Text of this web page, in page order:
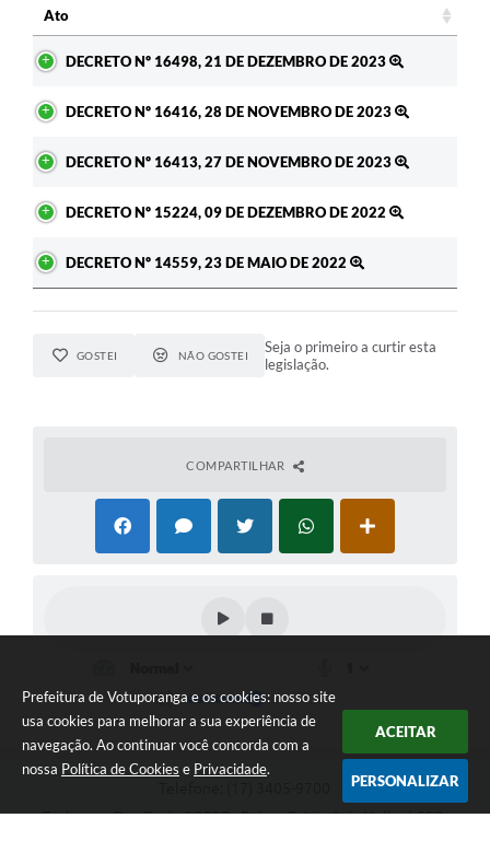
Prefeitura de Votuporanga e os cookies: nosso site
usa cookies para melhorar a sua experiência de
navegação. Ao continuar você concorda com a
nossa Política de Cookies e Privacidade.
ACEITAR
PERSONALIZAR
Ato
DECRETO Nº 16498, 21 DE DEZEMBRO DE 2023
DECRETO Nº 16416, 28 DE NOVEMBRO DE 2023
DECRETO Nº 16413, 27 DE NOVEMBRO DE 2023
DECRETO Nº 15224, 09 DE DEZEMBRO DE 2022
DECRETO Nº 14559, 23 DE MAIO DE 2022
GOSTEI NÃO GOSTEI
Seja o primeiro a curtir esta
legislação.
COMPARTILHAR
Endereço: Rua Pará nº 3227 - Bairro: Patrimônio Velho | CEP: